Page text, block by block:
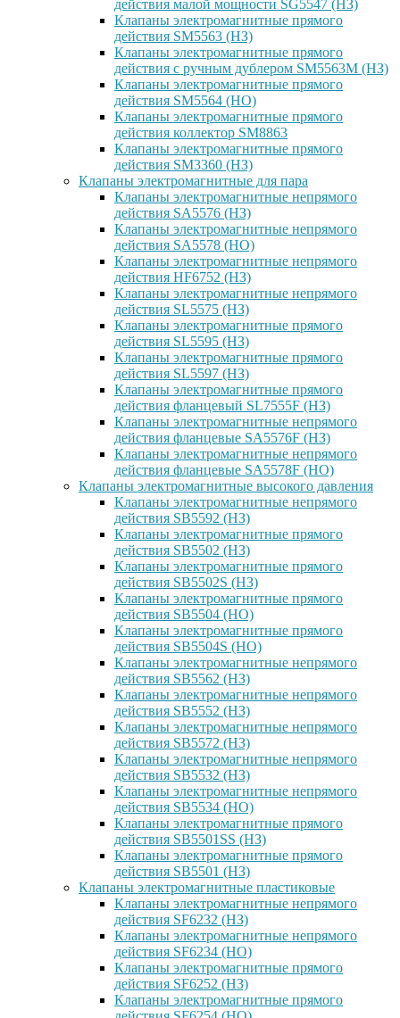
действия малой мощности SG5547 (НЗ)
Клапаны электромагнитные прямого
действия SM5563 (НЗ)
Клапаны электромагнитные прямого
действия с ручным дублером SM5563M (НЗ)
Клапаны электромагнитные прямого
действия SM5564 (НО)
Клапаны электромагнитные прямого
дейcтвия коллектор SM8863
Клапаны электромагнитные прямого
действия SM3360 (НЗ)
Клапаны электромагнитные для пара
Клапаны электромагнитные непрямого
действия SA5576 (НЗ)
Клапаны электромагнитные непрямого
действия SA5578 (НО)
Клапаны электромагнитные непрямого
действия HF6752 (НЗ)
Клапаны электромагнитные непрямого
действия SL5575 (НЗ)
Клапаны электромагнитные прямого
действия SL5595 (НЗ)
Клапаны электромагнитные прямого
действия SL5597 (НЗ)
Клапаны электромагнитные прямого
действия фланцевый SL7555F (НЗ)
Клапаны электромагнитные непрямого
действия фланцевые SA5576F (НЗ)
Клапаны электромагнитные непрямого
действия фланцевые SA5578F (НО)
Клапаны электромагнитные высокого давления
Клапаны электромагнитные непрямого
действия SB5592 (НЗ)
Клапаны электромагнитные прямого
действия SB5502 (НЗ)
Клапаны электромагнитные прямого
действия SB5502S (НЗ)
Клапаны электромагнитные прямого
действия SB5504 (НО)
Клапаны электромагнитные прямого
действия SB5504S (НО)
Клапаны электромагнитные непрямого
действия SB5562 (НЗ)
Клапаны электромагнитные непрямого
действия SB5552 (НЗ)
Клапаны электромагнитные непрямого
действия SB5572 (НЗ)
Клапаны электромагнитные непрямого
действия SB5532 (НЗ)
Клапаны электромагнитные непрямого
действия SB5534 (НО)
Клапаны электромагнитные прямого
действия SB5501SS (НЗ)
Клапаны электромагнитные прямого
действия SB5501 (НЗ)
Клапаны электромагнитные пластиковые
Клапаны электромагнитные непрямого
действия SF6232 (НЗ)
Клапаны электромагнитные непрямого
действия SF6234 (НО)
Клапаны электромагнитные прямого
действия SF6252 (НЗ)
Клапаны электромагнитные прямого